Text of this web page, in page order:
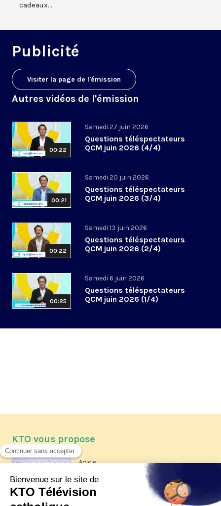
cadeaux...
Publicité
Visiter la page de l'émission
Autres vidéos de l'émission
00:22
Samedi 27 juin 2026
Questions téléspectateurs
QCM juin 2026 (4/4)
00:21
Samedi 20 juin 2026
Questions téléspectateurs
QCM juin 2026 (3/4)
00:22
Samedi 13 juin 2026
Questions téléspectateurs
QCM juin 2026 (2/4)
00:25
Samedi 6 juin 2026
Questions téléspectateurs
QCM juin 2026 (1/4)
KTO vous propose
Article
Les reportages d'été 2026 de KTO